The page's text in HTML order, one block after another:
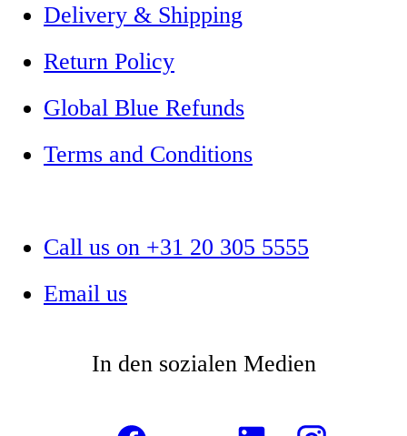
Delivery & Shipping
Return Policy
Global Blue Refunds
Terms and Conditions
Call us on +31 20 305 5555
Email us
In den sozialen Medien